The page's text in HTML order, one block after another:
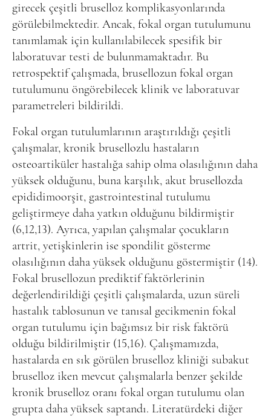
girecek çeşitli bruselloz komplikasyonlarında
görülebilmektedir. Ancak, fokal organ tutulumunu
tanımlamak için kullanılabilecek spesifik bir
laboratuvar testi de bulunmamaktadır. Bu
retrospektif çalışmada, brusellozun fokal organ
tutulumunu öngörebilecek klinik ve laboratuvar
parametreleri bildirildi.
Fokal organ tutulumlarının araştırıldığı çeşitli
çalışmalar, kronik brusellozlu hastaların
osteoartiküler hastalığa sahip olma olasılığının daha
yüksek olduğunu, buna karşılık, akut brusellozda
epididimoorşit, gastrointestinal tutulumu
geliştirmeye daha yatkın olduğunu bildirmiştir
(6,12,13). Ayrıca, yapılan çalışmalar çocukların
artrit, yetişkinlerin ise spondilit gösterme
olasılığının daha yüksek olduğunu göstermiştir (14).
Fokal brusellozun prediktif faktörlerinin
değerlendirildiği çeşitli çalışmalarda, uzun süreli
hastalık tablosunun ve tanısal gecikmenin fokal
organ tutulumu için bağımsız bir risk faktörü
olduğu bildirilmiştir (15,16). Çalışmamızda,
hastalarda en sık görülen bruselloz kliniği subakut
bruselloz iken mevcut çalışmalarla benzer şekilde
kronik bruselloz oranı fokal organ tutulumu olan
grupta daha yüksek saptandı. Literatürdeki diğer